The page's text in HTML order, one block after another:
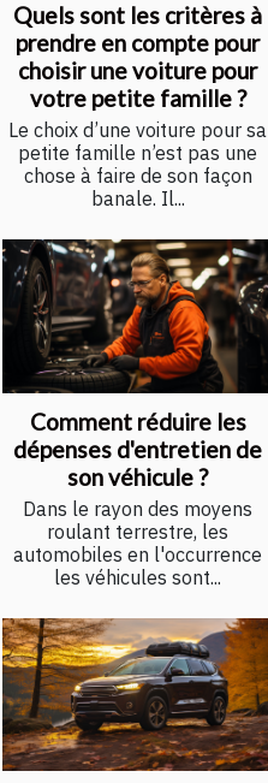
Quels sont les critères à
prendre en compte pour
choisir une voiture pour
votre petite famille ?
Le choix d’une voiture pour sa
petite famille n’est pas une
chose à faire de son façon
banale. Il...
Comment réduire les
dépenses d'entretien de
son véhicule ?
Dans le rayon des moyens
roulant terrestre, les
automobiles en l'occurrence
les véhicules sont...